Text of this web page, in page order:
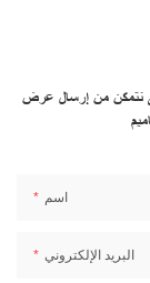
نتمكن من إرسال عرض
اسم
البريد الإلكتروني